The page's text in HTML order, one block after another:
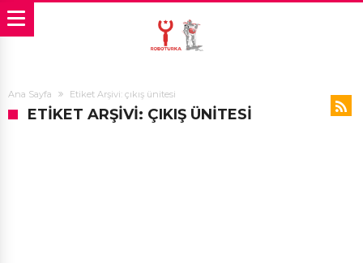
Ana Sayfa Etiket Arşivi: çıkış ünitesi
ETIKET ARŞIVI: ÇIKIŞ ÜNITESI